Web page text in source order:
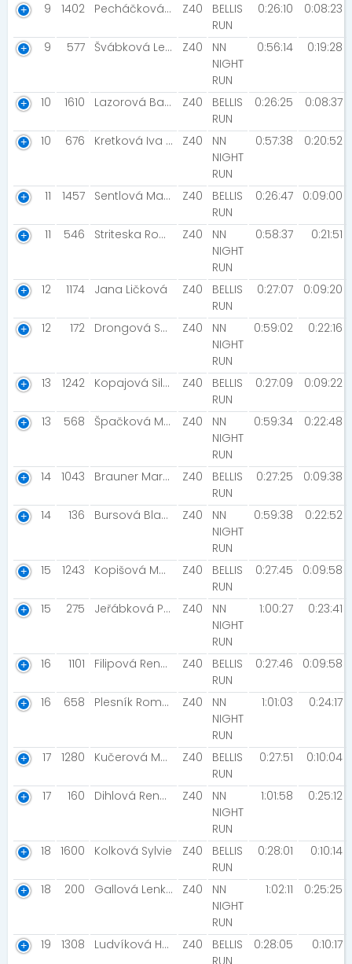
9 1402 Pecháčková Martina [Bary] Z40
BELLIS
RUN
0:26:10 0:08:23
9 577 Švábková Lenka [ADVENTURE ZÁVADA ] Z40
NN
NIGHT
RUN
0:56:14 0:19:28
10 1610 Lazorová Barbora [regionRUN Havířov] Z40
BELLIS
RUN
0:26:25 0:08:37
10 676 Kretková Iva [Camels Rožnov] Z40
NN
NIGHT
RUN
0:57:38 0:20:52
11 1457 Sentlová Magda [Senlíci] Z40
BELLIS
RUN
0:26:47 0:09:00
11 546 Striteska Romana Z40
NN
NIGHT
RUN
0:58:37 0:21:51
12 1174 Jana Ličková Z40
BELLIS
RUN
0:27:07 0:09:20
12 172 Drongová Světlana [Synergy] Z40
NN
NIGHT
RUN
0:59:02 0:22:16
13 1242 Kopajová Silvia Z40
BELLIS
RUN
0:27:09 0:09:22
13 568 Špačková Markéta [CK FILL] Z40
NN
NIGHT
RUN
0:59:34 0:22:48
14 1043 Brauner Martina Z40
BELLIS
RUN
0:27:25 0:09:38
14 136 Bursová Blanka Z40
NN
NIGHT
RUN
0:59:38 0:22:52
15 1243 Kopišová Marie [MIZUNO RUNNERS] Z40
BELLIS
RUN
0:27:45 0:09:58
15 275 Jeřábková Pavlína Z40
NN
NIGHT
RUN
1:00:27 0:23:41
16 1101 Filipová Renáta Z40
BELLIS
RUN
0:27:46 0:09:58
16 658 Plesník Roman Z40
NN
NIGHT
RUN
1:01:03 0:24:17
17 1280 Kučerová Marcela Z40
BELLIS
RUN
0:27:51 0:10:04
17 160 Dihlová Renáta Z40
NN
NIGHT
RUN
1:01:58 0:25:12
18 1600 Kolková Sylvie Z40
BELLIS
RUN
0:28:01 0:10:14
18 200 Gallová Lenka Z40
NN
NIGHT
RUN
1:02:11 0:25:25
19 1308 Ludvíková Hana [S.K.RAS GYM Ostrava ] Z40
BELLIS
RUN
0:28:05 0:10:17